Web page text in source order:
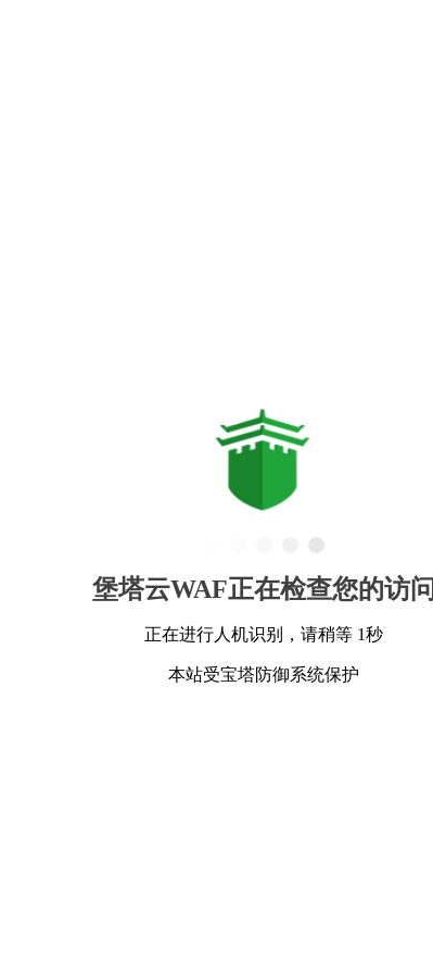
堡塔云WAF正在检查您的访问
正在进行人机识别，请稍等 1秒
本站受宝塔防御系统保护